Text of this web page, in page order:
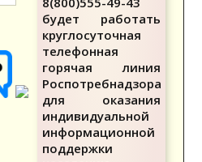
будет работать
круглосуточная
телефонная
горячая линия
Роспотребнадзора
для оказания
индивидуальной
информационной
поддержки